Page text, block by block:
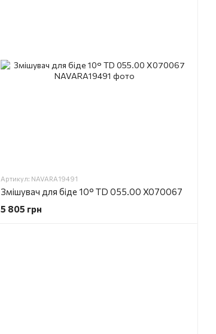
Артикул: NAVARA19491
Змішувач для біде 10° TD 055.00 X070067
5 805 грн